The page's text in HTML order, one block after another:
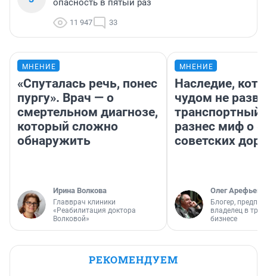
опасность в пятый раз
11 947 33
МНЕНИЕ
«Спуталась речь, понес
пургу». Врач — о
смертельном диагнозе,
который сложно
обнаружить
Ирина Волкова
Главврач клиники
«Реабилитация доктора
Волковой»
МНЕНИЕ
Наследие,
чудом не
транспортный
разнес миф о
советских
Олег Арефьев
Блогер,
владелец в
бизнесе
РЕКОМЕНДУЕМ